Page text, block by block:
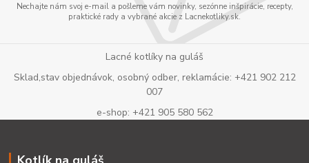
Nechajte nám svoj e-mail a pošleme vám novinky, sezónne inšpirácie, recepty,
praktické rady a vybrané akcie z Lacnekotliky.sk.
Lacné kotlíky na guláš
Sklad,stav objednávok, osobný odber, reklamácie: +421 902 212
007
e-shop: +421 905 580 562